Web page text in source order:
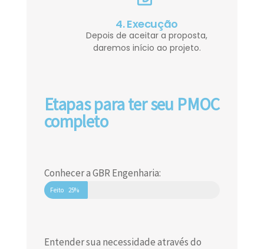
4. Execução
Depois de aceitar a proposta,
daremos início ao projeto.
Etapas para ter seu PMOC
completo
Conhecer a GBR Engenharia:
Feito 25%
Entender sua necessidade através do